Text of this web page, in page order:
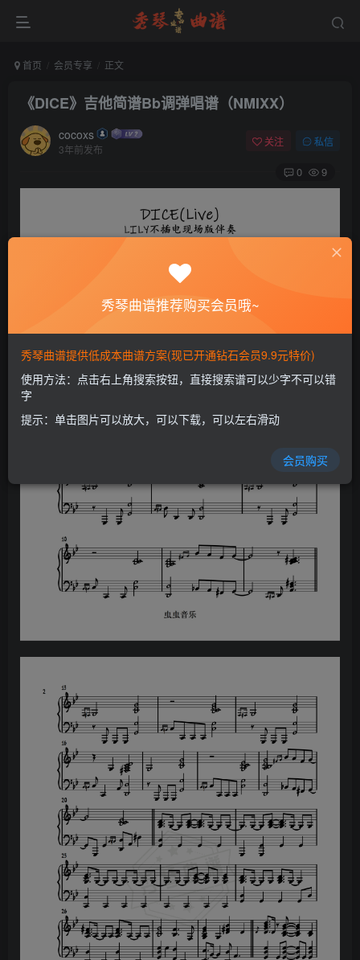
首页 会员专享 正文
《DICE》吉他简谱Bb调弹唱谱（NMIXX）
cocoxs
3年前发布
关注 私信
0 9
秀琴曲谱推荐购买会员哦~
秀琴曲谱提供低成本曲谱方案(现已开通钻石会员9.9元特价)
使用方法：点击右上角搜索按钮，直接搜索谱可以少字不可以错
字
提示：单击图片可以放大，可以下载，可以左右滑动
会员购买